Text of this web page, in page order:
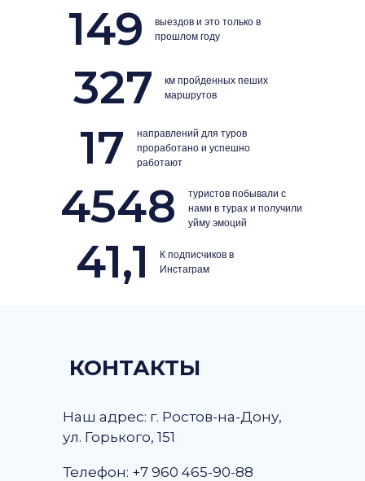
км пройденных пеших
маршрутов
327
направлений для туров
проработано и успешно
работают
17
туристов побывали с
нами в турах и получили
уйму эмоций
4548
К подписчиков в
Инстаграм
41,1
выездов и это только в
прошлом году
149
Наш адрес: г. Ростов-на-Дону,
ул. Горького, 151
Телефон: +7 960 465-90-88
КОНТАКТЫ